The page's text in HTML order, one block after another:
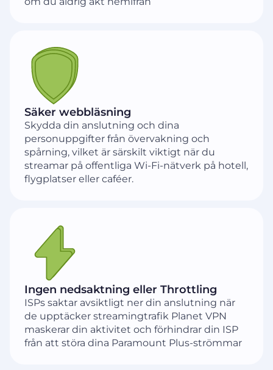
Säker webbläsning
Skydda din anslutning och dina
personuppgifter från övervakning och
spårning, vilket är särskilt viktigt när du
streamar på offentliga Wi-Fi-nätverk på hotell,
flygplatser eller caféer.
Ingen nedsaktning eller Throttling
ISPs saktar avsiktligt ner din anslutning när
de upptäcker streamingtrafik Planet VPN
maskerar din aktivitet och förhindrar din ISP
från att störa dina Paramount Plus-strömmar